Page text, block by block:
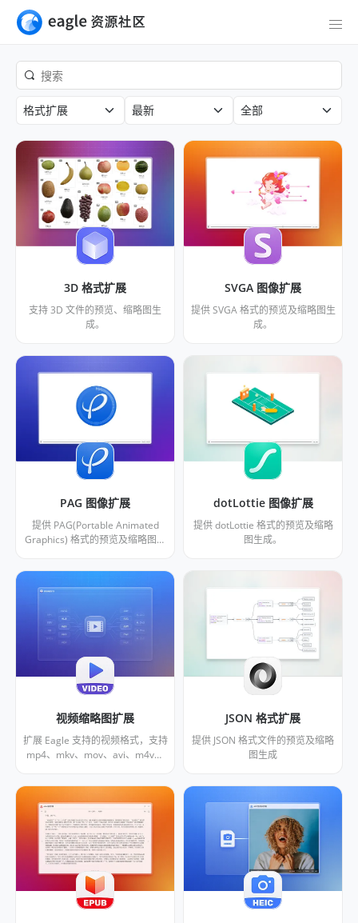
格式扩展 最新 全部
3D 格式扩展
支持 3D 文件的预览、缩略图生
成。
SVGA 图像扩展
提供 SVGA 格式的预览及缩略图生
成。
PAG 图像扩展
提供 PAG(Portable Animated
Graphics) 格式的预览及缩略图生
dotLottie 图像扩展
提供 dotLottie 格式的预览及缩略
图生成。
视频缩略图扩展
扩展 Eagle 支持的视频格式，支持
mp4、mkv、mov、avi、m4v、
略图生成。
JSON 格式扩展
提供 JSON 格式文件的预览及缩略
图生成